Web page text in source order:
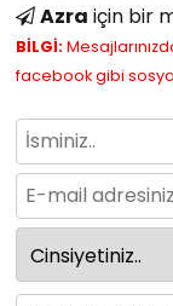
Azra için bir
BİLGİ:
facebook gibi